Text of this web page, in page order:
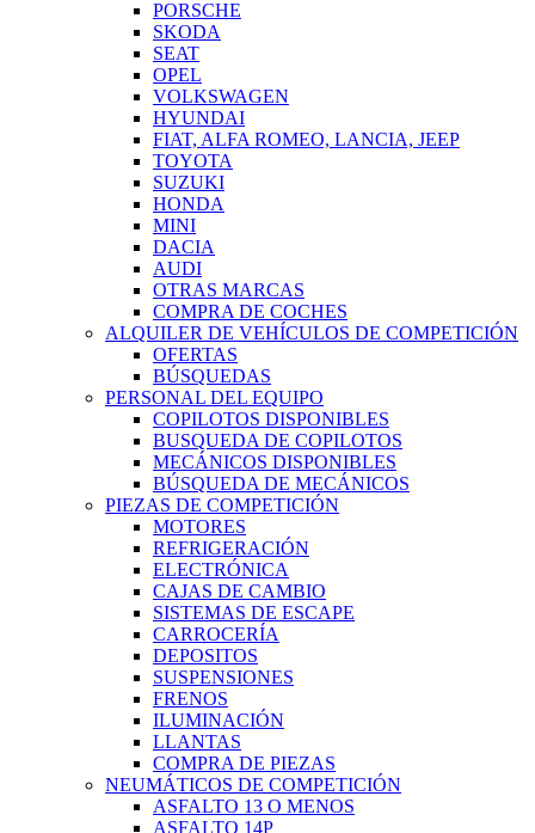
PORSCHE
SKODA
SEAT
OPEL
VOLKSWAGEN
HYUNDAI
FIAT, ALFA ROMEO, LANCIA, JEEP
TOYOTA
SUZUKI
HONDA
MINI
DACIA
AUDI
OTRAS MARCAS
COMPRA DE COCHES
ALQUILER DE VEHÍCULOS DE COMPETICIÓN
OFERTAS
BÚSQUEDAS
PERSONAL DEL EQUIPO
COPILOTOS DISPONIBLES
BUSQUEDA DE COPILOTOS
MECÁNICOS DISPONIBLES
BÚSQUEDA DE MECÁNICOS
PIEZAS DE COMPETICIÓN
MOTORES
REFRIGERACIÓN
ELECTRÓNICA
CAJAS DE CAMBIO
SISTEMAS DE ESCAPE
CARROCERÍA
DEPOSITOS
SUSPENSIONES
FRENOS
ILUMINACIÓN
LLANTAS
COMPRA DE PIEZAS
NEUMÁTICOS DE COMPETICIÓN
ASFALTO 13 O MENOS
ASFALTO 14P